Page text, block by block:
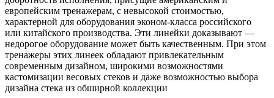
европейским тренажерам, с невысокой стоимостью,
характерной для оборудования эконом-класса российского
или китайского производства. Эти линейки доказывают —
недорогое оборудование может быть качественным. При этом
тренажеры этих линеек обладают привлекательным
современным дизайном, широкими возможностями
кастомизации весовых стеков и даже возможностью выбора
дизайна стека из обширной коллекции